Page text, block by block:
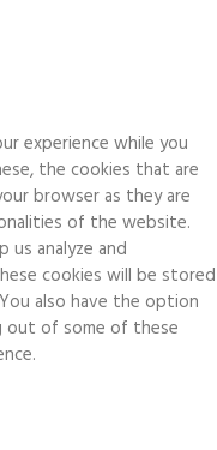
experience while you
the cookies that are
browser as they are
of the website.
analyze and
cookies will be stored
also have the option
of some of these